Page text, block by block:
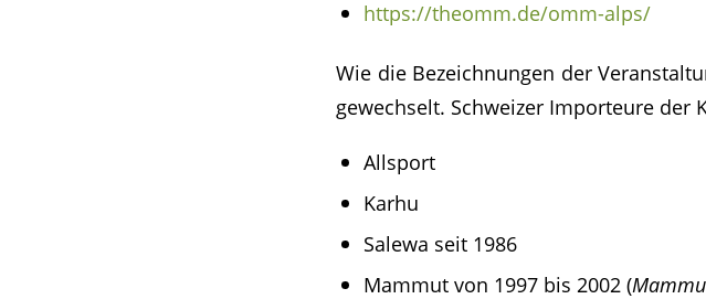
https://theomm.de/omm-alps/
Wie die Bezeichnungen der
gewechselt. Schweizer Importeure
Allsport
Karhu
Salewa seit 1986
Mammut von 1997 bis 2002 (